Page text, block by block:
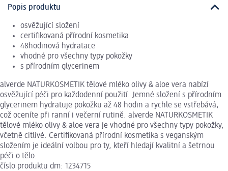
Popis produktu
osvěžující složení
certifikovaná přírodní kosmetika
48hodinová hydratace
vhodné pro všechny typy pokožky
s přírodním glycerinem
alverde NATURKOSMETIK tělové mléko olivy & aloe vera nabízí
osvěžující péči pro každodenní použití. Jemné složení s přírodním
glycerinem hydratuje pokožku až 48 hodin a rychle se vstřebává,
což oceníte při ranní i večerní rutině. alverde NATURKOSMETIK
tělové mléko olivy & aloe vera je vhodné pro všechny typy pokožky,
včetně citlivé. Certifikovaná přírodní kosmetika s veganským
složením je ideální volbou pro ty, kteří hledají kvalitní a šetrnou
péči o tělo.
číslo produktu dm: 1234715